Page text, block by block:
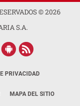
©2026
S.A.
PRIVACIDAD
MAPA DEL SITIO